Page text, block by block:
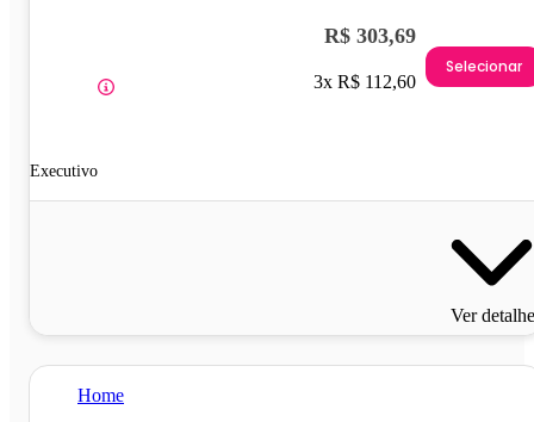
Executivo
R$ 303,69
3x R$ 112,60
Selecionar
Ver
Home